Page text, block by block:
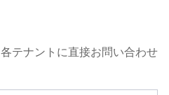
テナントに直接お問い合わせ